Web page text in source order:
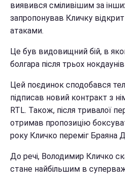
виявився сміливішим за
запропонував Кличку
атаками.
Це був видовищний бій, в
болгара після трьох
Цей поєдинок сподобався
підписав новий контракт з
RTL. Також, після тривалої
отримав пропозицію
року Кличко переміг Браяна
До речі, Володимир Кличко
стане найбільшим в